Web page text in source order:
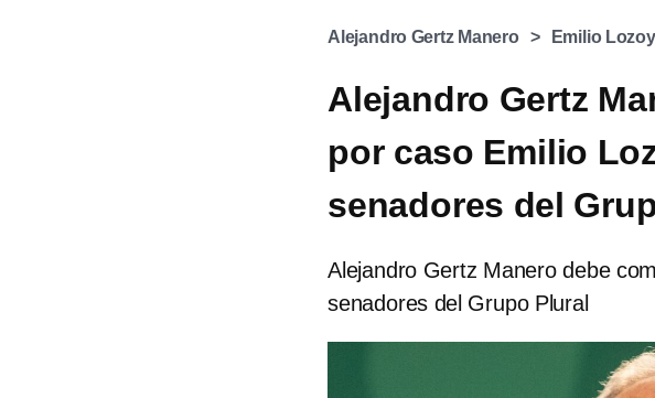
Alejandro Gertz Manero Emilio
Alejandro Gertz
por caso Emilio
senadores del
Alejandro Gertz Manero debe
senadores del Grupo Plural